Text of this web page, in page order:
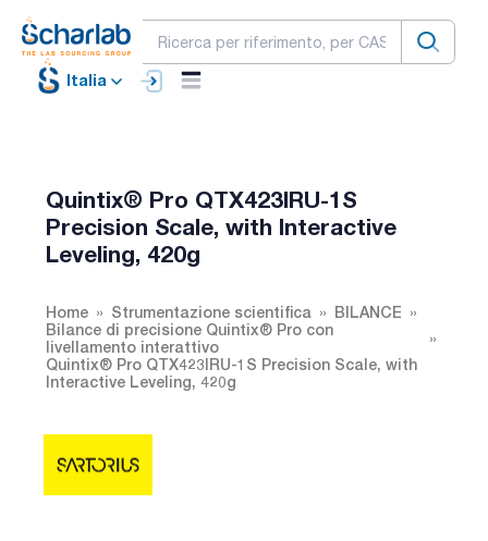
Italia
Quintix® Pro QTX423IRU-1S
Precision Scale, with Interactive
Leveling, 420g
Home Strumentazione scientifica
BILANCE
Bilance di precisione Quintix® Pro con
livellamento interattivo
Quintix® Pro QTX423IRU-1S Precision Scale, with
Interactive Leveling, 420g